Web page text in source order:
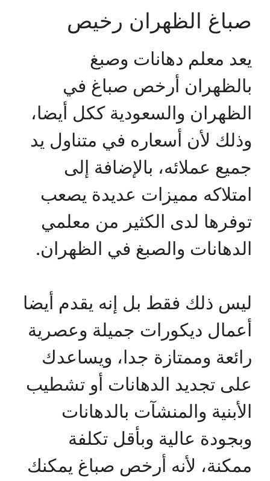
صباغ الظهران رخيص
يعد معلم دهانات وصبغ
بالظهران أرخص صباغ في
الظهران والسعودية ككل أيضا،
وذلك لأن أسعاره في متناول يد
جميع عملائه، بالإضافة إلى
امتلاكه مميزات عديدة يصعب
توفرها لدى الكثير من معلمي
الدهانات والصبغ في الظهران.
ليس ذلك فقط بل إنه يقدم أيضا
أعمال ديكورات جميلة وعصرية
رائعة وممتازة جدا، ويساعدك
على تجديد الدهانات أو تشطيب
الأبنية والمنشآت بالدهانات
وبجودة عالية وبأقل تكلفة
ممكنة، لأنه أرخص صباغ يمكنك